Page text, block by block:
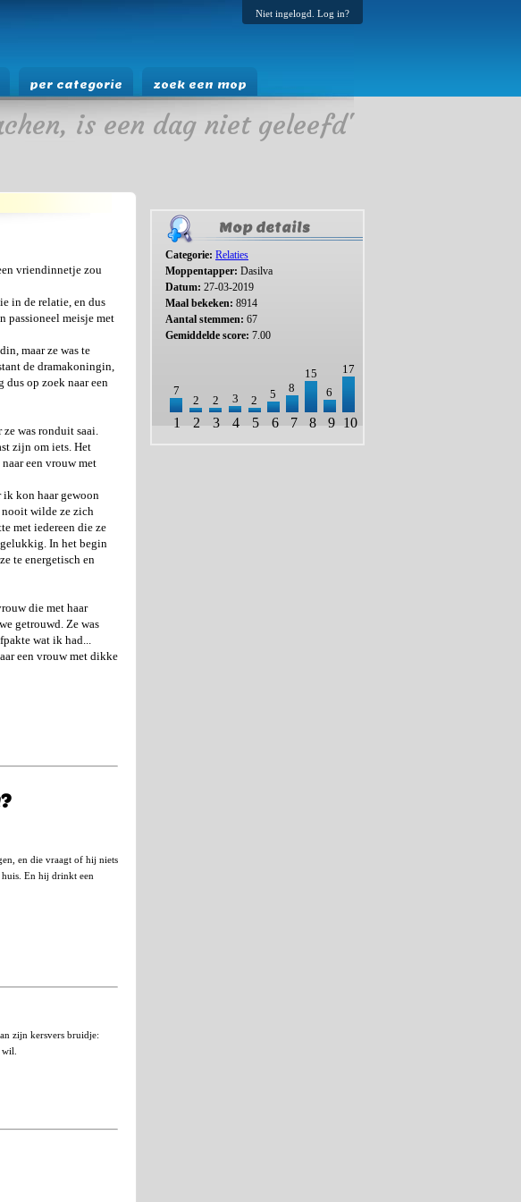
Niet ingelogd. Log in?
per categorie zoek een mop
is een dag niet geleefd'
vriendinnetje zou
in de relatie, en dus
passioneel meisje met
maar ze was te
de dramakoningin,
op zoek naar een
was ronduit saai.
zijn om iets. Het
een vrouw met
ik kon haar gewoon
nooit wilde ze zich
met iedereen die ze
In het begin
te energetisch en
die met haar
getrouwd. Ze was
wat ik had...
een vrouw met dikke
en die vraagt of hij niets
En hij drinkt een
zijn kersvers bruidje:
Mop details
Categorie: Relaties
Moppentapper: Dasilva
Datum: 27-03-2019
Maal bekeken: 8914
Aantal stemmen: 67
Gemiddelde score: 7.00
7
2 2 3 2 5 8
15
6
17
1 2 3 4 5 6 7 8 9 10